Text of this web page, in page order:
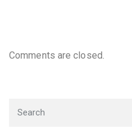
Comments are closed.